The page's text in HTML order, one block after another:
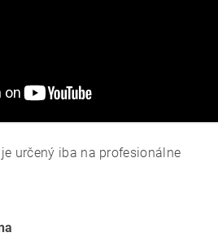
určený iba na profesionálne